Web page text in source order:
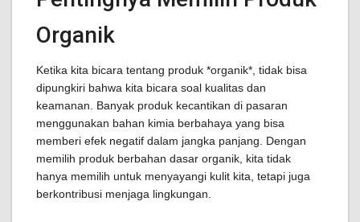
Organik
Ketika kita bicara tentang produk *organik*, tidak bisa
dipungkiri bahwa kita bicara soal kualitas dan
keamanan. Banyak produk kecantikan di pasaran
menggunakan bahan kimia berbahaya yang bisa
memberi efek negatif dalam jangka panjang. Dengan
memilih produk berbahan dasar organik, kita tidak
hanya memilih untuk menyayangi kulit kita, tetapi juga
berkontribusi menjaga lingkungan.